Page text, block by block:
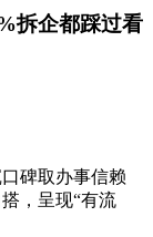
拆企都踩过看
碑取办事信赖
，呈现“有流